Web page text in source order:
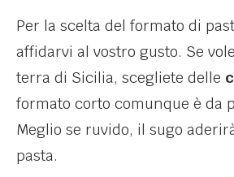
Per la scelta del formato di
affidarvi al vostro gusto. Se
terra di Sicilia, scegliete delle
formato corto comunque è da
Meglio se ruvido, il sugo
pasta.